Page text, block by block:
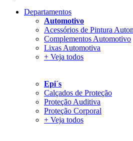
Departamentos
Automotivo
Acessórios de Pintura
Complementos Automotivo
Lixas Automotiva
+ Veja todos
Epi´s
Calçados de Proteção
Proteção Auditiva
Proteção Corporal
+ Veja todos